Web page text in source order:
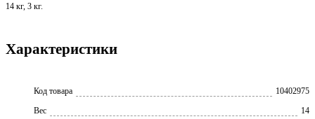
14 кг, 3 кг.
Характеристики
Код товара
10402975
Вес
14